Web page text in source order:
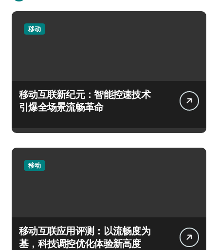
移动
移动互联新纪元：智能控速技术
引爆全场景流畅革命
移动
移动互联应用评测：以流畅度为
基，科技调控优化体验新高度